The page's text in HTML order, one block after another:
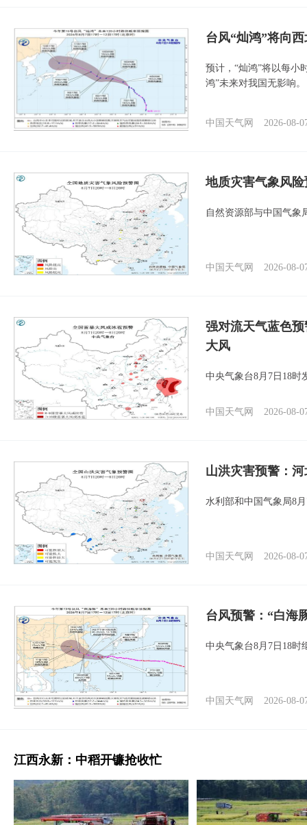
台风“灿鸿”将向
预计，“灿鸿”将以每小
鸿”未来对我国无影响。
中国天气网 2026-08-
地质灾害气象风
自然资源部与中国气象
中国天气网 2026-08-
强对流天气蓝色
大风
中央气象台8月7日18时
中国天气网 2026-08-
山洪灾害预警：
水利部和中国气象局8
中国天气网 2026-08-
台风预警：“白海
中央气象台8月7日18时
中国天气网 2026-08-
江西永新：中稻开镰抢收忙